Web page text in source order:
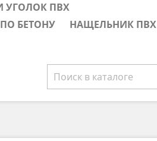
УГОЛОК ПВХ
БЕТОНУ
НАЩЕЛЬНИК ПВХ